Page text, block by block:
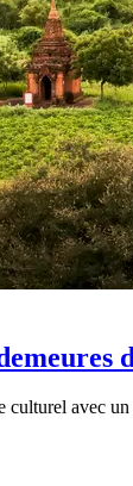
culturel avec